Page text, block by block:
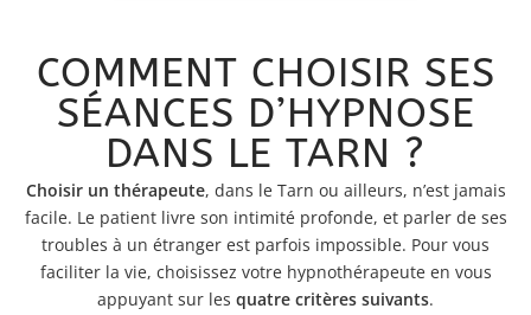
COMMENT CHOISIR SES
SÉANCES D’HYPNOSE
DANS LE TARN ?
Choisir un thérapeute, dans le Tarn ou ailleurs, n’est jamais
facile. Le patient livre son intimité profonde, et parler de ses
troubles à un étranger est parfois impossible. Pour vous
faciliter la vie, choisissez votre hypnothérapeute en vous
appuyant sur les quatre critères suivants.